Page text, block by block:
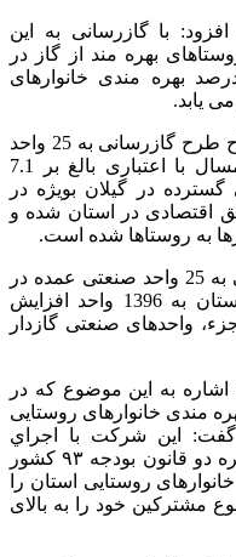
با گازرسانی به این
97، مجموع روستاهای بهره مند از گاز در
و 942 روستا و درصد بهره مندی خانوارهای
مهندس اکبر در ادامه با اشاره به افتتاح طرح گازرسانی به 25 واحد
صنعتی عمده دیگر در هفته دولت امسال با اعتباری بالغ بر 7.1
در گیلان بویژه در
اقتصادی در استان شده و
به روستاها شده است.
وی ادامه داد: با افتتاح طرح گازرسانی به 25 واحد صنعتی عمده در
استان، مجموع صنایع عمده گازدار استان به 1396 واحد افزایش
واحدهای صنعتی گازدار
به اين موضوع كه در
بهره مندی خانوارهای روستایی
65 درصد بود گفت: اين شركت با اجراي
موفقیت آمیز پروژه های بند «ق» تبصره دو قانون بودجه ۹۳ کشور
خانوارهای روستایی استان را
مجموع مشتركين خود را به بالای